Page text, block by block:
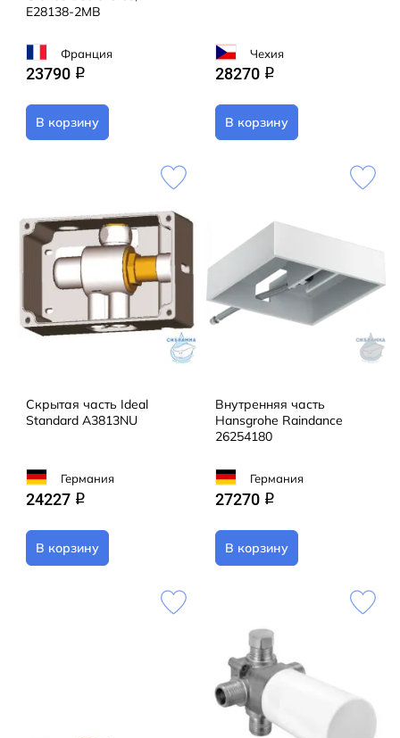
E28138-2MB
Франция
23790 q
В корзину
Чехия
28270 q
В корзину
Скрытая часть Ideal
Standard A3813NU
Германия
24227 q
В корзину
Внутренняя часть
Hansgrohe Raindance
26254180
Германия
27270 q
В корзину